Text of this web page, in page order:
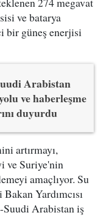
ve batarya
bir güneş enerjisi
Arabistan
ve haberleşme
duyurdu
artırmayı,
ve Suriye'nin
amaçlıyor. Su
Yardımcısı
Suudi Arabistan iş